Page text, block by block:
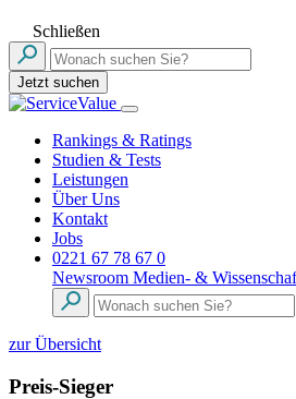
Schließen
Jetzt suchen
Rankings & Ratings
Studien & Tests
Leistungen
Über Uns
Kontakt
Jobs
0221 67 78 67 0
Newsroom Medien- &
zur Übersicht
Preis-Sieger